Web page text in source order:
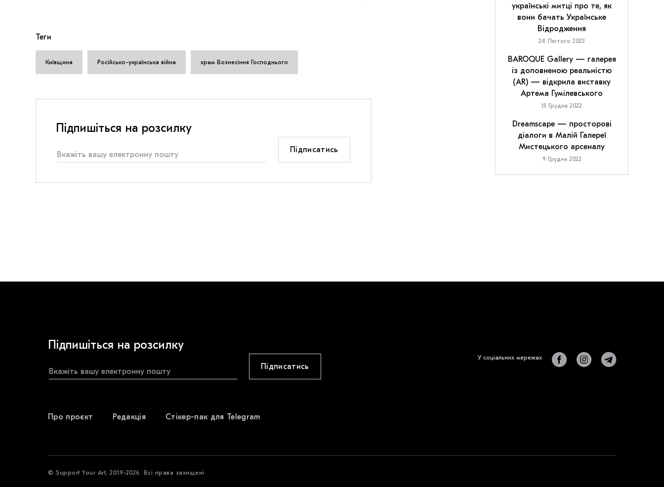
Теги
Київщина Російсько-українська війна храм Вознесіння Господнього
Підпишіться на розсилку
Підписатись
українські митці про те, як
вони бачать Українське
Відродження
24 Лютого 2023
BAROQUE Gallery — галерея
із доповненою реальністю
(AR) — відкрила виставку
Артема Гумілевського
15 Грудня 2022
Dreamscape — просторові
діалоги в Малій Галереї
Мистецького арсеналу
9 Грудня 2022
Підпишіться на розсилку
Підписатись
Про проєкт Редакція Стікер-пак для Telegram
У соціальних мережах
© Support Your Art, 2019-2026. Всі права захищені